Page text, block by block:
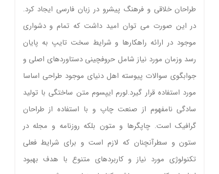
طراحان خلاقی و فرهنگ پیشرو در زبان فارسی ایجاد کرد.
در این صورت می توان امید داشت که تمام و دشواری
موجود در ارائه راهکارها و شرایط سخت تایپ به پایان
رسد وزمان مورد نیاز شامل حروفچینی دستاوردهای اصلی و
جوابگوی سوالات پیوسته اهل دنیای موجود طراحی اساسا
مورد استفاده قرار گیرد.لورم ایپسوم متن ساختگی با تولید
سادگی نامفهوم از صنعت چاپ و با استفاده از طراحان
گرافیک است. چاپگرها و متون بلکه روزنامه و مجله در
ستون و سطرآنچنان که لازم است و برای شرایط فعلی
تکنولوژی مورد نیاز و کاربردهای متنوع با هدف بهبود